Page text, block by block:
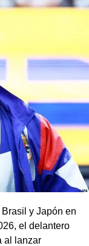
y Japón en
el delantero
al lanzar